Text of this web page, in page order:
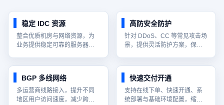
稳定 IDC 资源
整合优质机房与网络资源，为
业务提供稳定可靠的服务器运
高防安全防护
针对 DDoS、CC 等常见攻击场
景，提供灵活防护方案，保障
BGP 多线网络
多运营商线路接入，提升不同
地区用户访问速度，减少跨网
快速交付开通
支持在线下单、快速开通、系
统部署与基础环境配置，缩短